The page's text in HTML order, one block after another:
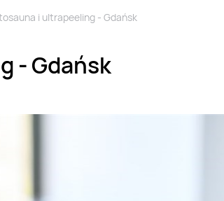
i ultrapeeling - Gdańsk
- Gdańsk